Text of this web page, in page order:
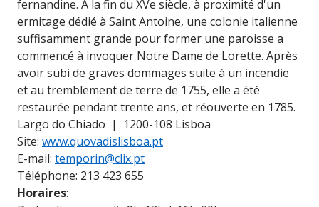
fernandine. À la fin du XVe siècle, à proximité d'un
ermitage dédié à Saint Antoine, une colonie italienne
suffisamment grande pour former une paroisse a
commencé à invoquer Notre Dame de Lorette. Après
avoir subi de graves dommages suite à un incendie
et au tremblement de terre de 1755, elle a été
restaurée pendant trente ans, et réouverte en 1785.
Largo do Chiado | 1200-108 Lisboa
Site: www.quovadislisboa.pt
E-mail: temporin@clix.pt
Téléphone: 213 423 655
Horaires: